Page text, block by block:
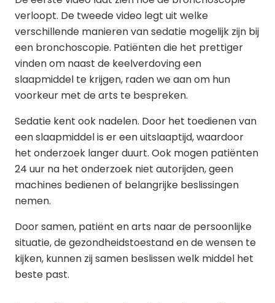
verloopt. De tweede video legt uit welke
verschillende manieren van sedatie mogelijk zijn bij
een bronchoscopie. Patiënten die het prettiger
vinden om naast de keelverdoving een
slaapmiddel te krijgen, raden we aan om hun
voorkeur met de arts te bespreken.
Sedatie kent ook nadelen. Door het toedienen van
een slaapmiddel is er een uitslaaptijd, waardoor
het onderzoek langer duurt. Ook mogen patiënten
24 uur na het onderzoek niet autorijden, geen
machines bedienen of belangrijke beslissingen
nemen.
Door samen, patiënt en arts naar de persoonlijke
situatie, de gezondheidstoestand en de wensen te
kijken, kunnen zij samen beslissen welk middel het
beste past.